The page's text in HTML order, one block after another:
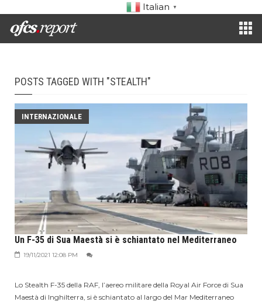
Italian ▼
POSTS TAGGED WITH "STEALTH"
INTERNAZIONALE
Un F-35 di Sua Maestà si è schiantato nel Mediterraneo
19/11/2021 12:08 PM
Lo Stealth F-35 della RAF, l’aereo militare della Royal Air Force di Sua
Maestà di Inghilterra, si è schiantato al largo del Mar Mediterraneo